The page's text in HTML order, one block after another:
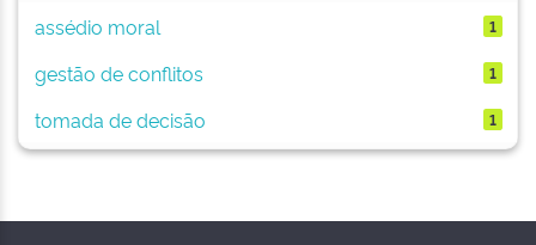
assédio moral
1
gestão de conflitos 1
tomada de decisão 1